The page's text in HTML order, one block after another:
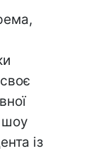
шоу
із